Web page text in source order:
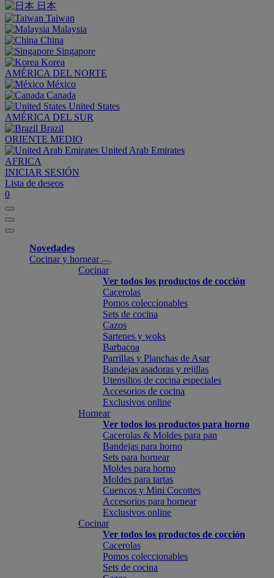
日本
Taiwan
Malaysia
China
Singapore
Korea
AMÉRICA DEL NORTE
México
Canada
United States
AMÉRICA DEL SUR
Brazil
ORIENTE MEDIO
United Arab Emirates
AFRICA
INICIAR SESIÓN
Lista de deseos
0
Novedades
Cocinar y hornear
Cocinar
Ver todos los productos de cocción
Cacerolas
Pomos coleccionables
Sets de cocina
Cazos
Sartenes y woks
Barbacoa
Parrillas y Planchas de Asar
Bandejas asadoras y rejillas
Utensilios de cocina especiales
Accesorios de cocina
Exclusivos online
Hornear
Ver todos los productos para horno
Cacerolas & Moldes para pan
Bandejas para horno
Sets para hornear
Moldes para horno
Moldes para tartas
Cuencos y Mini Cocottes
Accesorios para hornear
Exclusivos online
Cocinar
Ver todos los productos de cocción
Cacerolas
Pomos coleccionables
Sets de cocina